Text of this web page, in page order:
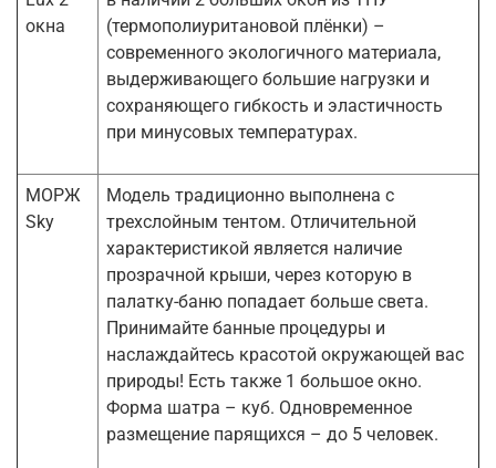
окна
(термополиуритановой плёнки) –
современного экологичного материала,
выдерживающего большие нагрузки и
сохраняющего гибкость и эластичность
при минусовых температурах.
МОРЖ
Sky
Модель традиционно выполнена с
трехслойным тентом. Отличительной
характеристикой является наличие
прозрачной крыши, через которую в
палатку-баню попадает больше света.
Принимайте банные процедуры и
наслаждайтесь красотой окружающей вас
природы! Есть также 1 большое окно.
Форма шатра – куб. Одновременное
размещение парящихся – до 5 человек.